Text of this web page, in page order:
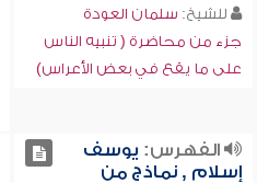
للشيخ: سلمان العودة
جزء من محاضرة ( تنبيه الناس
على ما يقع في بعض الأعراس)
الفهرس: يوسف
إسلام , نماذج من